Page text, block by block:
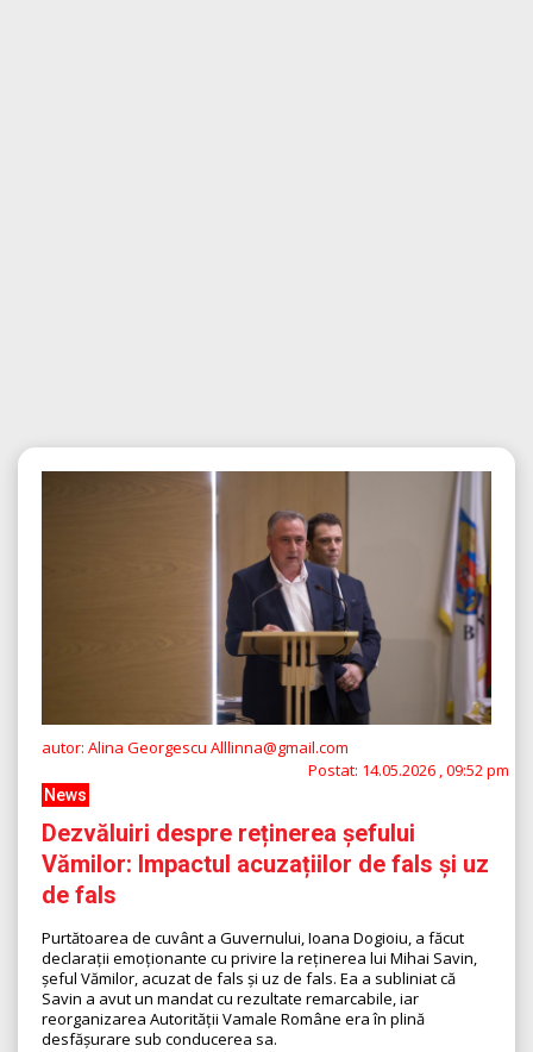
autor: Alina Georgescu Alllinna@gmail.com
Postat: 14.05.2026 , 09:52 pm
News
Dezvăluiri despre reținerea șefului
Vămilor: Impactul acuzațiilor de fals și uz
de fals
Purtătoarea de cuvânt a Guvernului, Ioana Dogioiu, a făcut
declarații emoționante cu privire la reținerea lui Mihai Savin,
șeful Vămilor, acuzat de fals și uz de fals. Ea a subliniat că
Savin a avut un mandat cu rezultate remarcabile, iar
reorganizarea Autorității Vamale Române era în plină
desfășurare sub conducerea sa.